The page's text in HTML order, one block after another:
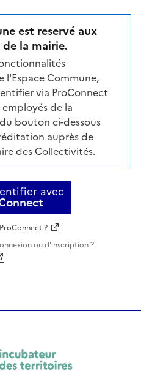
est reservé aux
la mairie.
Commune,
via ProConnect
de la
bouton ci-dessous
auprès de
des Collectivités.
avec
?
ou d'inscription ?